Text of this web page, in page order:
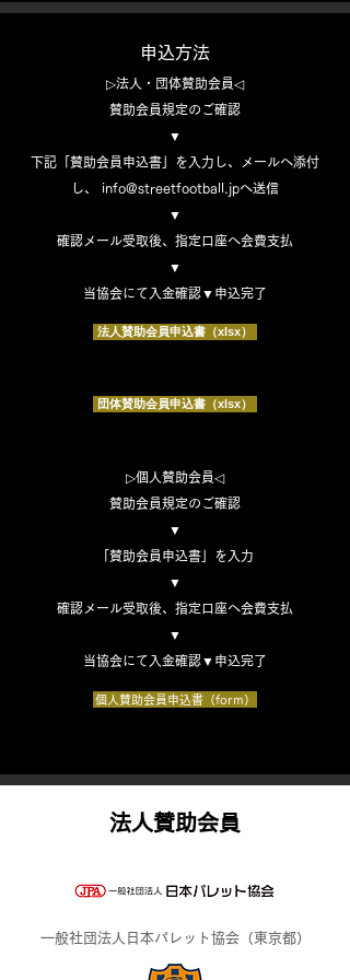
申込方法
▷法人・団体賛助会員◁
賛助会員規定のご確認
▼
下記「賛助会員申込書」を入力し、メールへ添付
し、 info@streetfootball.jpへ送信
▼
確認メール受取後、指定口座へ会費支払
▼
当協会にて入金確認▼申込完了
法人賛助会員申込書（xlsx）
団体賛助会員申込書（xlsx）
▷個人賛助会員◁
賛助会員規定のご確認
▼
「賛助会員申込書」を入力
▼
確認メール受取後、指定口座へ会費支払
▼
当協会にて入金確認▼申込完了
個人賛助会員申込書（form）
​法人賛助会員
​一般社団法人日本パレット協会（東京都）